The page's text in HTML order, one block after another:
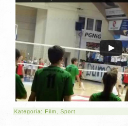
Kategoria: Film ,Sport